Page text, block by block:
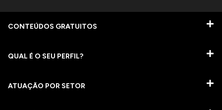
CONTEÚDOS GRATUITOS
QUAL É O SEU PERFIL?
ATUAÇÃO POR SETOR